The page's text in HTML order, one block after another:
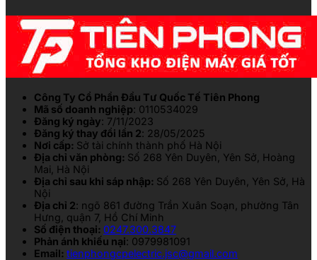
Công Ty Cổ Phần Đầu Tư Quốc Tế Tiên Phong
Mã số doanh nghiệp: 0110534029
Đăng ký ngày: 7/11/2023
Đăng ký thay đổi lần 2: 28/05/2025
Nơi cấp: Sở tài chính thành phố Hà Nội
Địa chỉ văn phòng: Số 268 Yên Duyên, Yên Sở, Hoàng
Mai, Hà Nội
Địa chỉ sau khi sáp nhập: Số 268 Yên Duyên, Yên Sở, Hà
Nội
Địa chỉ 2: ngõ 861 đường Trần Xuân Soạn, phường Tân
Hưng, quận 7, Hồ Chí Minh
Số điện thoại: 0247.300.3847
Phản ánh khiếu nại: 0979981091
Email: tienphongcpelectric.jsc@gmail.com